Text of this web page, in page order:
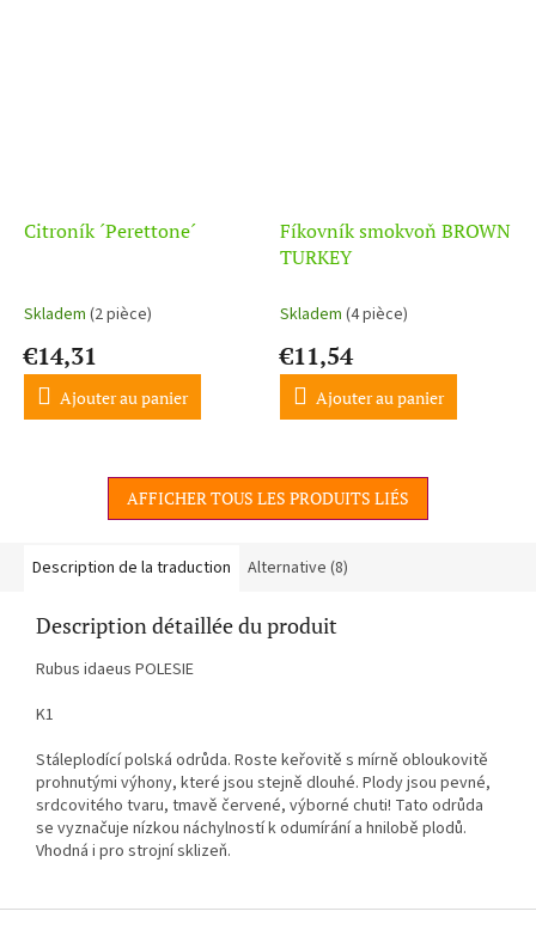
Citroník ´Perettone´
Skladem (2 pièce)
€14,31
Ajouter au panier
Fíkovník smokvoň BROWN
TURKEY
Skladem (4 pièce)
€11,54
Ajouter au panier
AFFICHER TOUS LES PRODUITS LIÉS
Description de la traduction Alternative (8)
Description détaillée du produit
Rubus idaeus POLESIE
K1
Stáleplodící polská odrůda. Roste keřovitě s mírně obloukovitě
prohnutými výhony, které jsou stejně dlouhé. Plody jsou pevné,
srdcovitého tvaru, tmavě červené, výborné chuti! Tato odrůda
se vyznačuje nízkou náchylností k odumírání a hnilobě plodů.
Vhodná i pro strojní sklizeň.
P